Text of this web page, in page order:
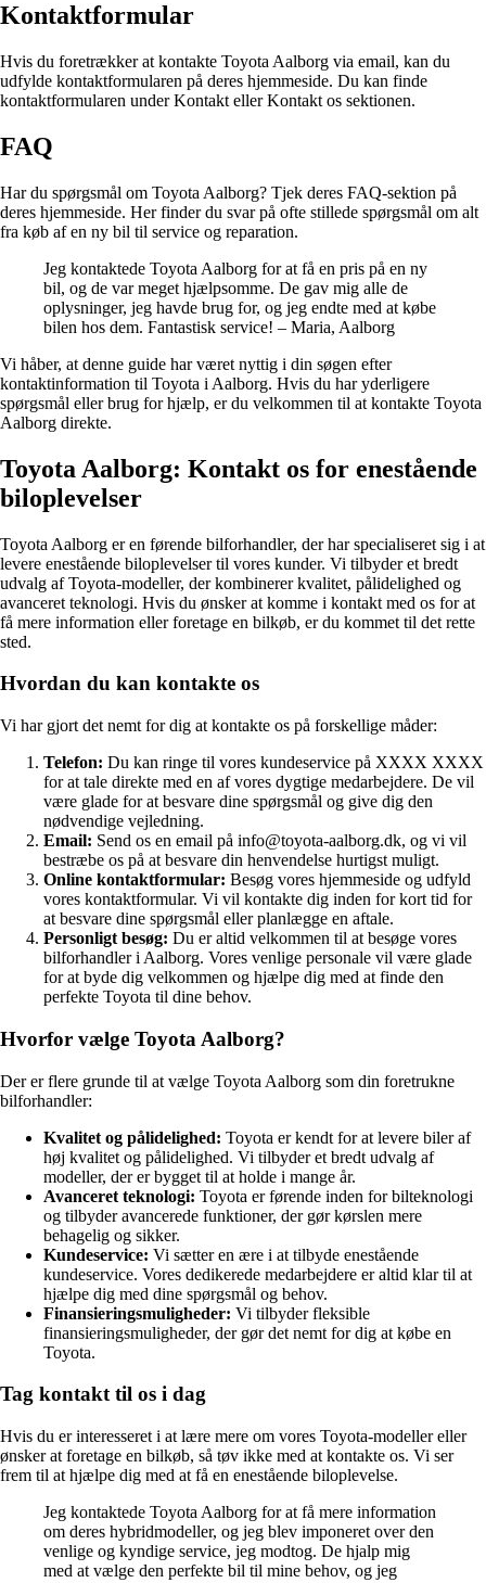
Kontaktformular
Hvis du foretrækker at kontakte Toyota Aalborg via email, kan du
udfylde kontaktformularen på deres hjemmeside. Du kan finde
kontaktformularen under Kontakt eller Kontakt os sektionen.
FAQ
Har du spørgsmål om Toyota Aalborg? Tjek deres FAQ-sektion på
deres hjemmeside. Her finder du svar på ofte stillede spørgsmål om alt
fra køb af en ny bil til service og reparation.
Jeg kontaktede Toyota Aalborg for at få en pris på en ny
bil, og de var meget hjælpsomme. De gav mig alle de
oplysninger, jeg havde brug for, og jeg endte med at købe
bilen hos dem. Fantastisk service! – Maria, Aalborg
Vi håber, at denne guide har været nyttig i din søgen efter
kontaktinformation til Toyota i Aalborg. Hvis du har yderligere
spørgsmål eller brug for hjælp, er du velkommen til at kontakte Toyota
Aalborg direkte.
Toyota Aalborg: Kontakt os for enestående
biloplevelser
Toyota Aalborg er en førende bilforhandler, der har specialiseret sig i at
levere enestående biloplevelser til vores kunder. Vi tilbyder et bredt
udvalg af Toyota-modeller, der kombinerer kvalitet, pålidelighed og
avanceret teknologi. Hvis du ønsker at komme i kontakt med os for at
få mere information eller foretage en bilkøb, er du kommet til det rette
sted.
Hvordan du kan kontakte os
Vi har gjort det nemt for dig at kontakte os på forskellige måder:
Telefon: Du kan ringe til vores kundeservice på XXXX XXXX
for at tale direkte med en af vores dygtige medarbejdere. De vil
være glade for at besvare dine spørgsmål og give dig den
nødvendige vejledning.
Email: Send os en email på info@toyota-aalborg.dk, og vi vil
bestræbe os på at besvare din henvendelse hurtigst muligt.
Online kontaktformular: Besøg vores hjemmeside og udfyld
vores kontaktformular. Vi vil kontakte dig inden for kort tid for
at besvare dine spørgsmål eller planlægge en aftale.
Personligt besøg: Du er altid velkommen til at besøge vores
bilforhandler i Aalborg. Vores venlige personale vil være glade
for at byde dig velkommen og hjælpe dig med at finde den
perfekte Toyota til dine behov.
Hvorfor vælge Toyota Aalborg?
Der er flere grunde til at vælge Toyota Aalborg som din foretrukne
bilforhandler:
Kvalitet og pålidelighed: Toyota er kendt for at levere biler af
høj kvalitet og pålidelighed. Vi tilbyder et bredt udvalg af
modeller, der er bygget til at holde i mange år.
Avanceret teknologi: Toyota er førende inden for bilteknologi
og tilbyder avancerede funktioner, der gør kørslen mere
behagelig og sikker.
Kundeservice: Vi sætter en ære i at tilbyde enestående
kundeservice. Vores dedikerede medarbejdere er altid klar til at
hjælpe dig med dine spørgsmål og behov.
Finansieringsmuligheder: Vi tilbyder fleksible
finansieringsmuligheder, der gør det nemt for dig at købe en
Toyota.
Tag kontakt til os i dag
Hvis du er interesseret i at lære mere om vores Toyota-modeller eller
ønsker at foretage en bilkøb, så tøv ikke med at kontakte os. Vi ser
frem til at hjælpe dig med at få en enestående biloplevelse.
Jeg kontaktede Toyota Aalborg for at få mere information
om deres hybridmodeller, og jeg blev imponeret over den
venlige og kyndige service, jeg modtog. De hjalp mig
med at vælge den perfekte bil til mine behov, og jeg